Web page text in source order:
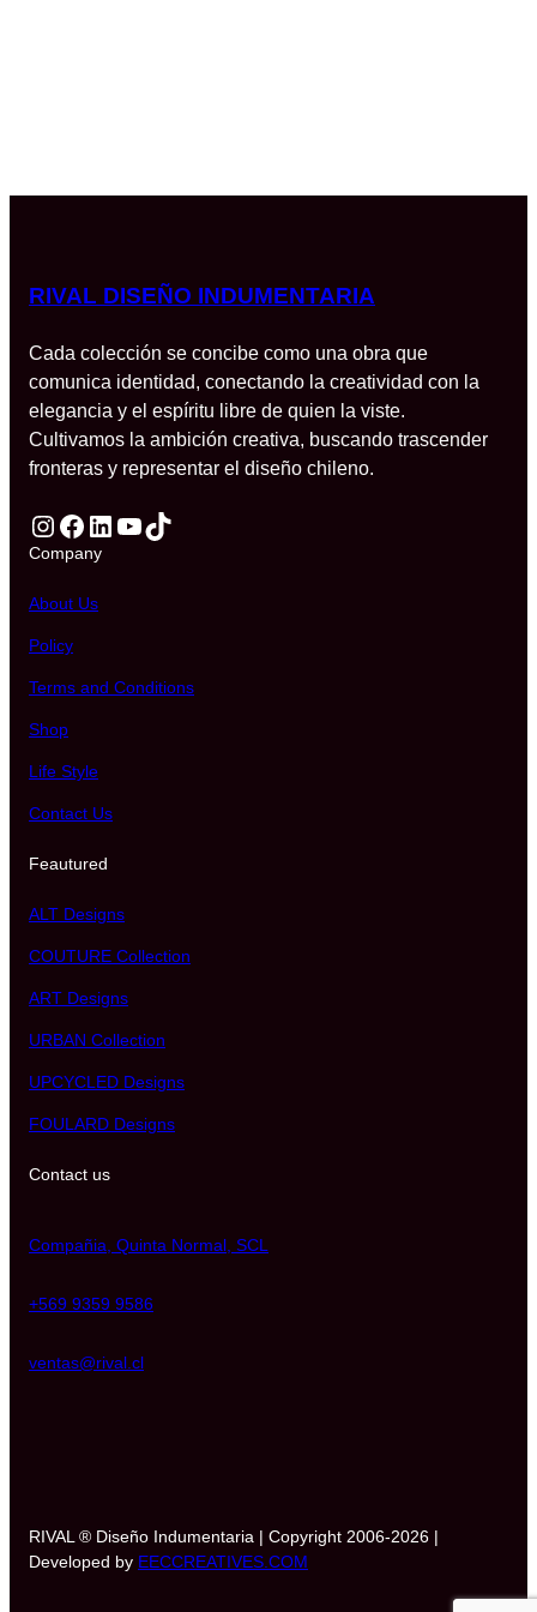
RIVAL DISEÑO INDUMENTARIA
Cada colección se concibe como una obra que
comunica identidad, conectando la creatividad con la
elegancia y el espíritu libre de quien la viste.
Cultivamos la ambición creativa, buscando trascender
fronteras y representar el diseño chileno.
Instagram Facebook LinkedIn YouTube TikTok
Company
About Us
Policy
Terms and Conditions
Shop
Life Style
Contact Us
Feautured
ALT Designs
COUTURE Collection
ART Designs
URBAN Collection
UPCYCLED Designs
FOULARD Designs
Contact us
Compañia, Quinta Normal, SCL
+569 9359 9586
ventas@rival.cl
RIVAL ® Diseño Indumentaria | Copyright 2006-2026 |
Developed by EECCREATIVES.COM